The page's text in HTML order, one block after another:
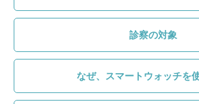
診察の対象
なぜ、スマートウォッチを